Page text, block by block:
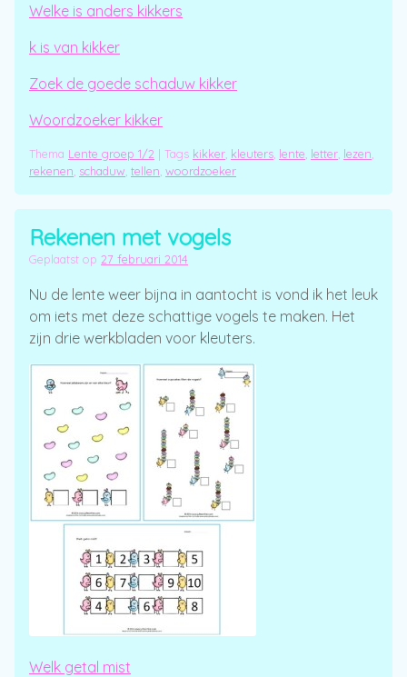
Welke is anders kikkers
k is van kikker
Zoek de goede schaduw kikker
Woordzoeker kikker
Thema Lente groep 1/2 | Tags kikker kleuters lente letter lezen
rekenen schaduw tellen woordzoeker
Rekenen met vogels
Geplaatst op 27 februari 2014
Nu de lente weer bijna in aantocht is vond ik het leuk
om iets met deze schattige vogels te maken. Het
zijn drie werkbladen voor kleuters.
Welk getal mist